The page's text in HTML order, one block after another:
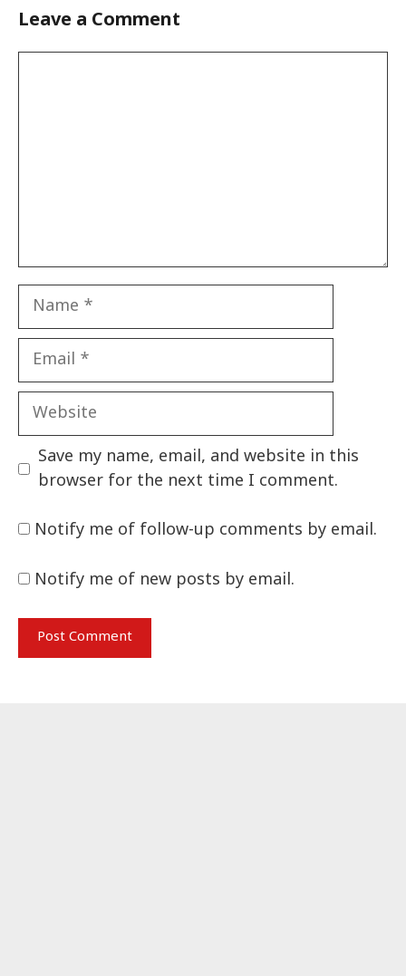
Leave a Comment
Name
Email
Website
Save my name, email, and website in this
browser for the next time I comment.
Notify me of follow-up comments by email.
Notify me of new posts by email.